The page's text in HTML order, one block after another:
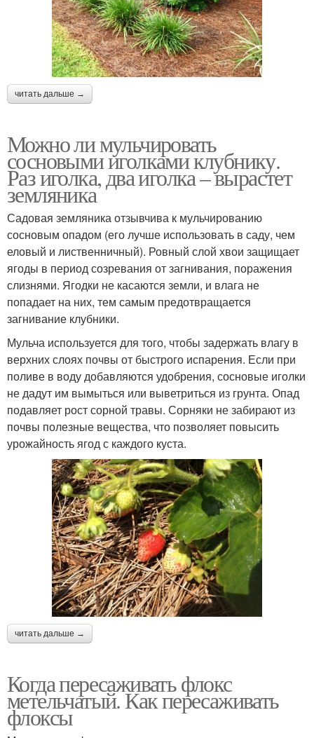
читать дальше →
Можно ли мульчировать
сосновыми иголками клубнику.
Раз иголка, два иголка – вырастет
земляника
Садовая земляника отзывчива к мульчированию
сосновым опадом (его лучше использовать в саду, чем
еловый и лиственничный). Ровный слой хвои защищает
ягоды в период созревания от загнивания, поражения
слизнями. Ягодки не касаются земли, и влага не
попадает на них, тем самым предотвращается
загнивание клубники.
Мульча используется для того, чтобы задержать влагу в
верхних слоях почвы от быстрого испарения. Если при
поливе в воду добавляются удобрения, сосновые иголки
не дадут им вымыться или выветриться из грунта. Опад
подавляет рост сорной травы. Сорняки не забирают из
почвы полезные вещества, что позволяет повысить
урожайность ягод с каждого куста.
читать дальше →
Когда пересаживать флокс
метельчатый. Как пересаживать
флоксы